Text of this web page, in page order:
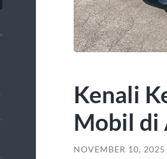
Kenali
Mobil di
NOVEMBER 10, 2025